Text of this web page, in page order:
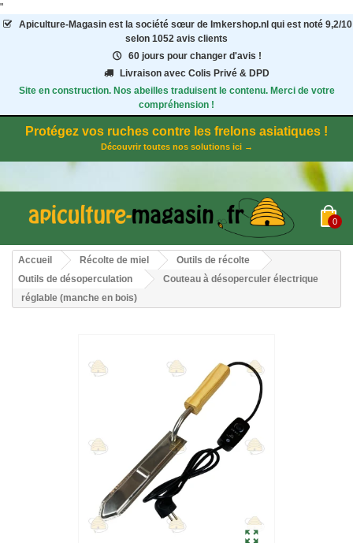
"
Apiculture-Magasinest la société sœur de Imkershop.nl qui est noté 9,2/10
selon 1052 avis clients
60 jours pour changer d'avis !
Livraison avec Colis Privé & DPD
Site en construction. Nos abeilles traduisent le contenu. Merci de votre
compréhension !
Protégez vos ruches contre les frelons asiatiques !
Découvrir toutes nos solutions ici →
0
Accueil Récolte de miel
Outils de récolte
Outils de désoperculation
Couteau à désoperculer électrique
réglable (manche en bois)